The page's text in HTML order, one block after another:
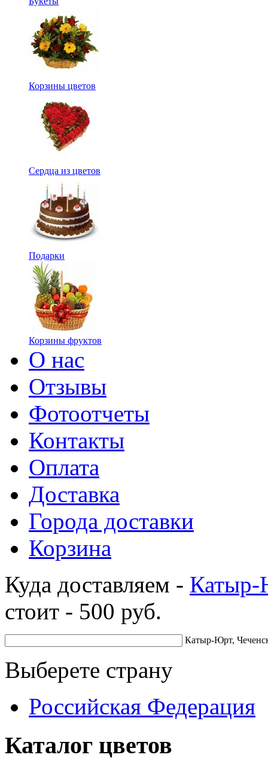
Корзины цветов
Сердца из цветов
Подарки
Корзины фруктов
О нас
Отзывы
Фотоотчеты
Контакты
Оплата
Доставка
Города доставки
Корзина
Куда доставляем -
стоит - 500 руб.
Катыр-Юрт,
Выберете страну
Российская Федерация
Каталог цветов